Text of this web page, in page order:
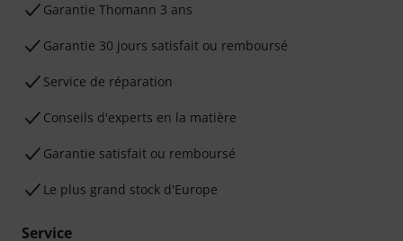
Ga­ran­tie Thomann 3 ans
Garantie 30 jours satisfait ou remboursé
Service de réparation
Conseils d'experts en la matière
Garantie satisfait ou remboursé
Le plus grand stock d'Europe
Service